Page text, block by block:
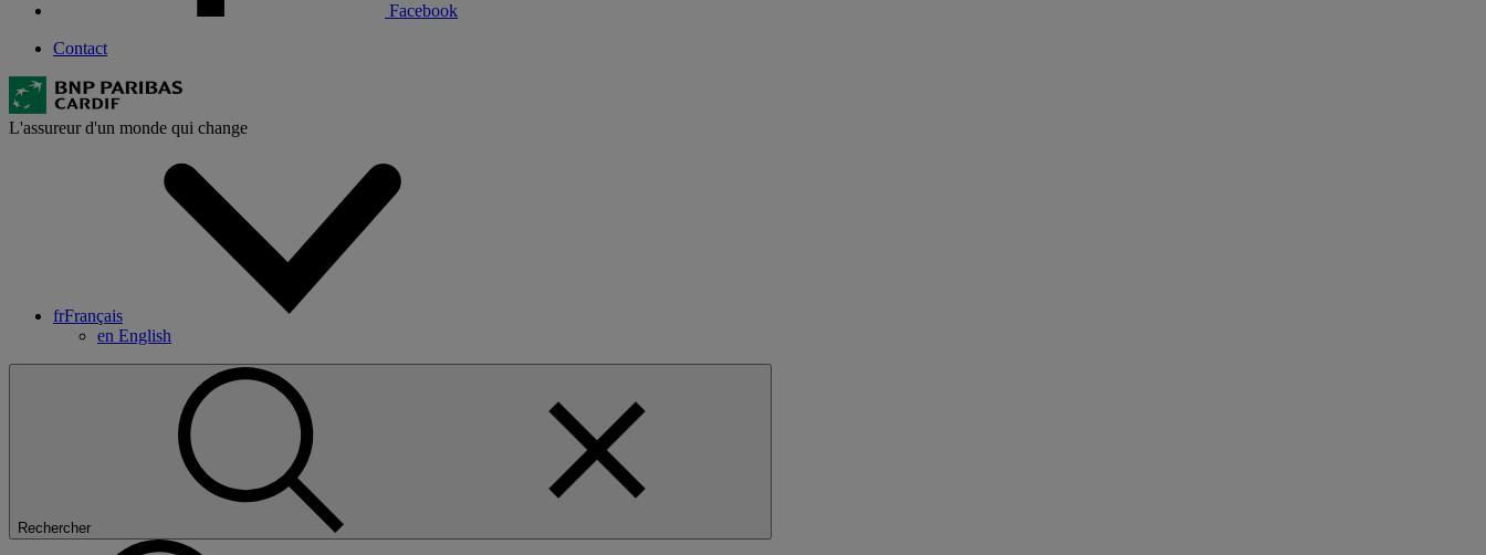
Facebook
Contact
L'assureur d'un monde qui change
frFrançais
en English
Rechercher